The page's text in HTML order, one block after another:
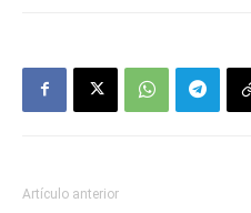
Artículo anterior